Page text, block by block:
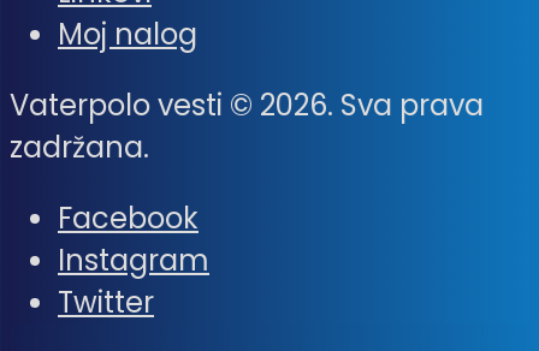
Moj nalog
Vaterpolo vesti © 2026. Sva prava
zadržana.
Facebook
Instagram
Twitter